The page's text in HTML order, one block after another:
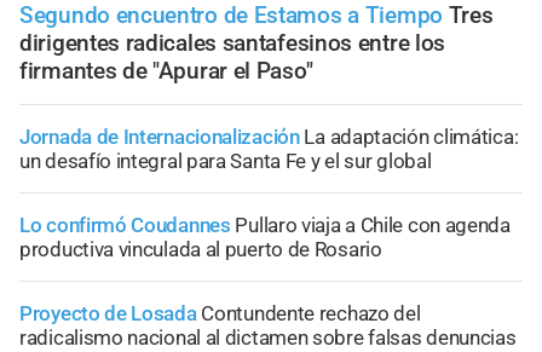
Segundo encuentro de Estamos a Tiempo Tres
dirigentes radicales santafesinos entre los
firmantes de "Apurar el Paso"
Jornada de Internacionalización La adaptación climática:
un desafío integral para Santa Fe y el sur global
Lo confirmó Coudannes Pullaro viaja a Chile con agenda
productiva vinculada al puerto de Rosario
Proyecto de Losada Contundente rechazo del
radicalismo nacional al dictamen sobre falsas denuncias